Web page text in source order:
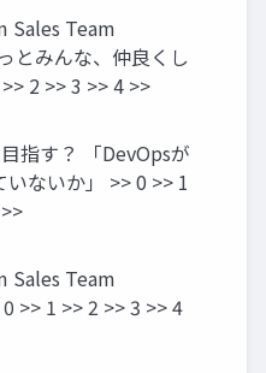
Sales Team
とみんな、仲良くし
2 >> 3 >> 4 >>
指す？ 「DevOpsが
いないか」 >> 0 >> 1
Sales Team
>> 1 >> 2 >> 3 >> 4